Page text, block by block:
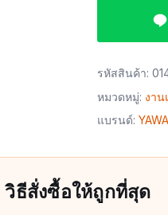
รหัสสินค้า:
หมวดหมู่: งาน
แบรนด์:
วิธีสั่งซื้อให้ถูกที่สุด